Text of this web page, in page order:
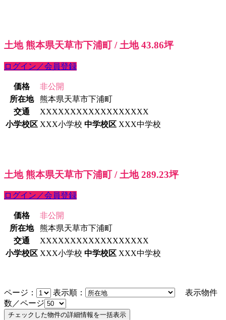
土地 熊本県天草市下浦町 / 土地 43.86坪
ログイン／会員登録
価格
非公開
所在地
熊本県天草市下浦町
交通
XXXXXXXXXXXXXXXXXX
小学校区 XXX小学校 中学校区 XXX中学校
土地 熊本県天草市下浦町 / 土地 289.23坪
ログイン／会員登録
価格
非公開
所在地
熊本県天草市下浦町
交通
XXXXXXXXXXXXXXXXXX
小学校区 XXX小学校 中学校区 XXX中学校
ページ： 表示順：
表示物件
数／ページ